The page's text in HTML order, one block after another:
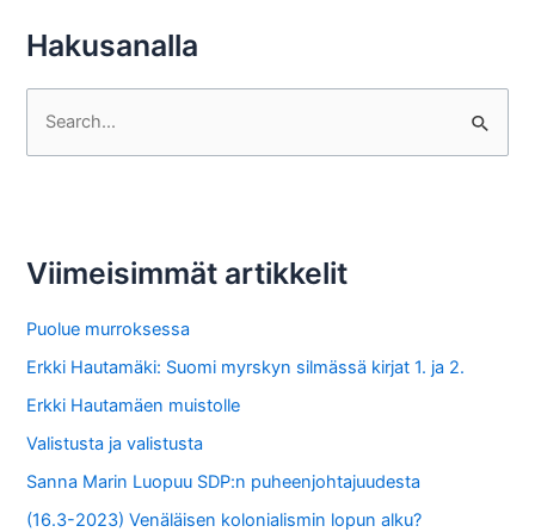
Hakusanalla
h
r
:
Viimeisimmät artikkelit
Puolue murroksessa
Erkki Hautamäki: Suomi myrskyn silmässä kirjat 1. ja 2.
Erkki Hautamäen muistolle
Valistusta ja valistusta
Sanna Marin Luopuu SDP:n puheenjohtajuudesta
(16.3-2023) Venäläisen kolonialismin lopun alku?